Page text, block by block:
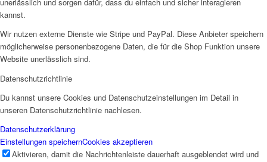
unerlässlich und sorgen dafür, dass du einfach und sicher interagieren
kannst.
Wir nutzen externe Dienste wie Stripe und PayPal. Diese Anbieter speichern
möglicherweise personenbezogene Daten, die für die Shop Funktion unsere
Website unerlässlich sind.
Datenschutzrichtlinie
Du kannst unsere Cookies und Datenschutzeinstellungen im Detail in
unseren Datenschutzrichtlinie nachlesen.
Datenschutzerklärung
Einstellungen speichernCookies akzeptieren
Aktivieren, damit die Nachrichtenleiste dauerhaft ausgeblendet wird und